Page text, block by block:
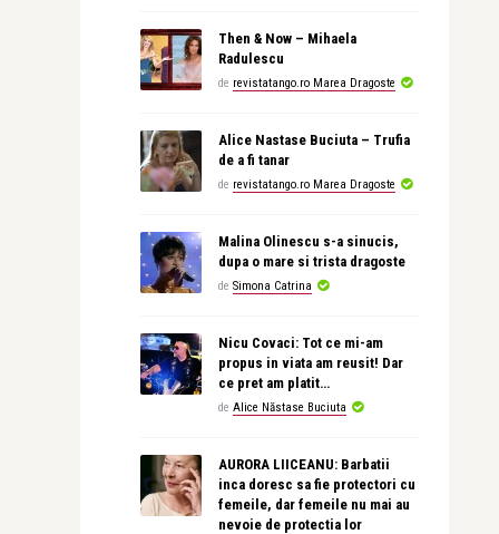
Then & Now – Mihaela
Radulescu
de revistatango.ro Marea Dragoste
Alice Nastase Buciuta – Trufia
de a fi tanar
de revistatango.ro Marea Dragoste
Malina Olinescu s-a sinucis,
dupa o mare si trista dragoste
de Simona Catrina
Nicu Covaci: Tot ce mi-am
propus in viata am reusit! Dar
ce pret am platit…
de Alice Năstase Buciuta
AURORA LIICEANU: Barbatii
inca doresc sa fie protectori cu
femeile, dar femeile nu mai au
nevoie de protectia lor